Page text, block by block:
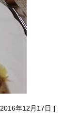
2016年12月17日 ]